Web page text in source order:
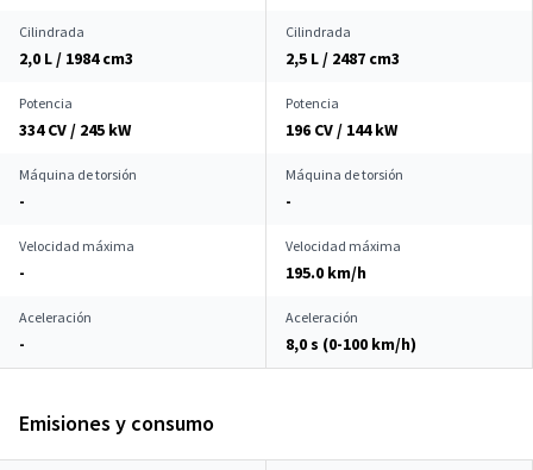
Cilindrada
2,0 L / 1984 cm3
Cilindrada
2,5 L / 2487 cm3
Potencia
334 CV / 245 kW
Potencia
196 CV / 144 kW
Máquina de torsión
-
Máquina de torsión
-
Velocidad máxima
-
Velocidad máxima
195.0 km/h
Aceleración
-
Aceleración
8,0 s (0-100 km/h)
Emisiones y consumo